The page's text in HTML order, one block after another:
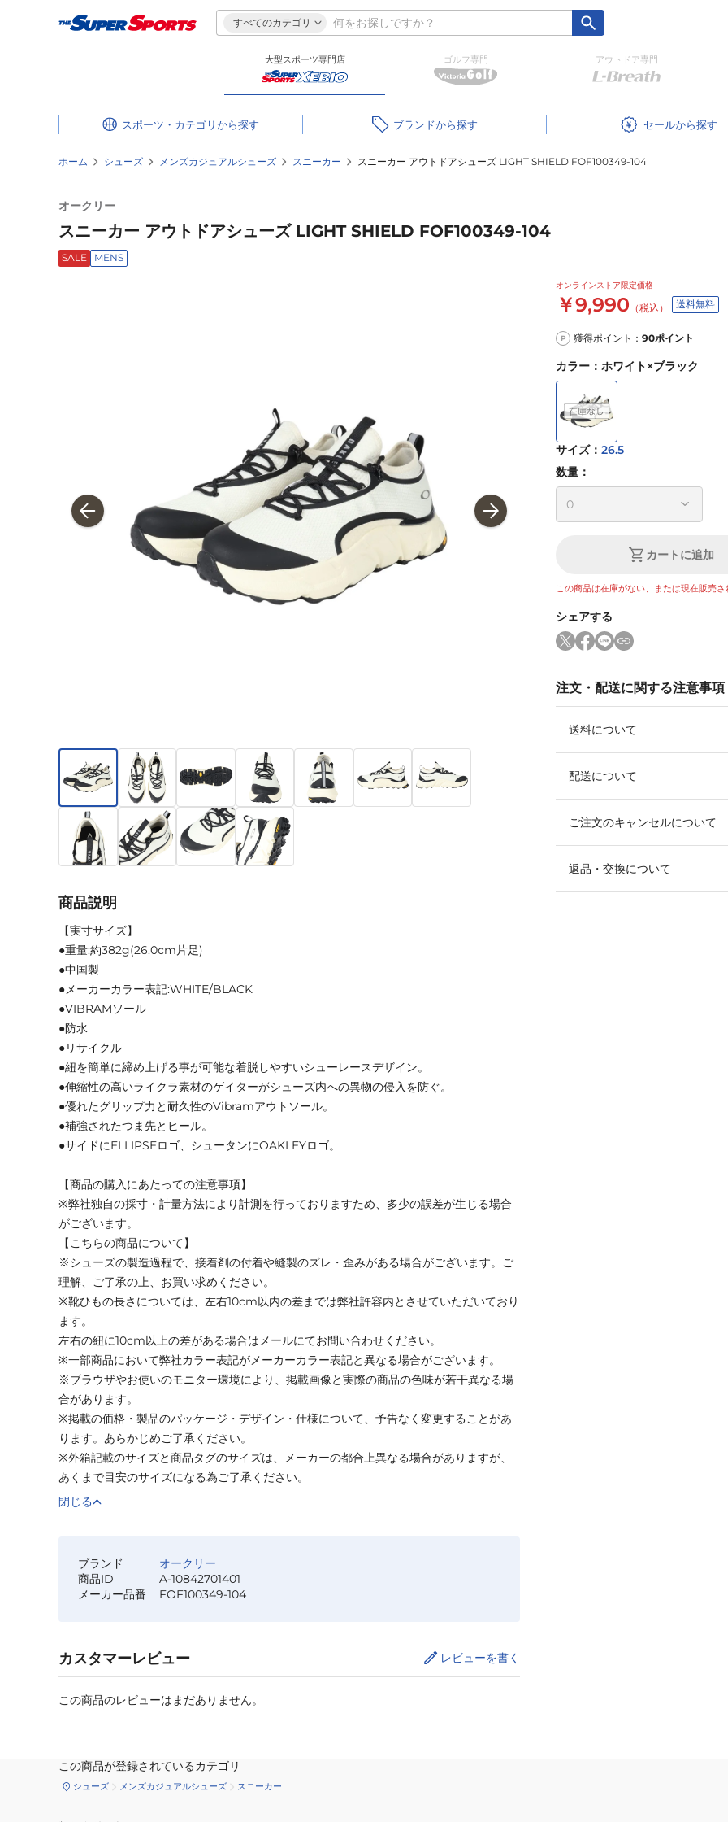
すべてのカテゴリ
大型スポーツ専門店 ゴルフ専門 アウトドア専門
スポーツ・カテゴリ ブランド セール
ホーム シューズ メンズカジュアルシューズ スニーカー スニーカー アウトドアシューズ LIGHT SHIELD FOF100349-104
オークリー
スニーカー アウトドアシューズ LIGHT SHIELD FOF100349-104
SALE MENS
オンラインストア限定価格
￥9,990 （税込） 送料無料
P 獲得ポイント： 90ポイント
カラー ： ホワイト×ブラック
サイズ： 26.5
数量：
カートに追加
この商品は在庫がない、または現在販売さ
シェアする
注文・配送に関する注意事項
送料について
配送について
ご注文のキャンセルについて
返品・交換について
商品説明
【実寸サイズ】
●重量:約382g(26.0cm片足)
●中国製
●メーカーカラー表記:WHITE/BLACK
●VIBRAMソール
●防水
●リサイクル
●紐を簡単に締め上げる事が可能な着脱しやすいシューレースデザイン。
●伸縮性の高いライクラ素材のゲイターがシューズ内への異物の侵入を防ぐ。
●優れたグリップ力と耐久性のVibramアウトソール。
●補強されたつま先とヒール。
●サイドにELLIPSEロゴ、シュータンにOAKLEYロゴ。
【商品の購入にあたっての注意事項】
※弊社独自の採寸・計量方法により計測を行っておりますため、多少の誤差が生じる場合
がございます。
【こちらの商品について】
※シューズの製造過程で、接着剤の付着や縫製のズレ・歪みがある場合がございます。ご
理解、ご了承の上、お買い求めください。
※靴ひもの長さについては、左右10cm以内の差までは弊社許容内とさせていただいており
ます。
左右の紐に10cm以上の差がある場合はメールにてお問い合わせください。
※一部商品において弊社カラー表記がメーカーカラー表記と異なる場合がございます。
※ブラウザやお使いのモニター環境により、掲載画像と実際の商品の色味が若干異なる場
合があります。
※掲載の価格・製品のパッケージ・デザイン・仕様について、予告なく変更することがあ
ります。あらかじめご了承ください。
※外箱記載のサイズと商品タグのサイズは、メーカーの都合上異なる場合がありますが、
あくまで目安のサイズになる為ご了承ください。
閉じる
ブランド
オークリー
商品ID
A-10842701401
メーカー品番
FOF100349-104
カスタマーレビュー レビューを書く
この商品のレビューはまだありません。
この商品が登録されているカテゴリ
シューズ メンズカジュアルシューズ スニーカー